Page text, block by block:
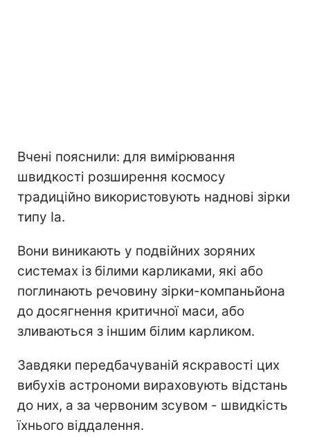
Вчені пояснили: для вимірювання
швидкості розширення космосу
традиційно використовують наднові зірки
типу Ia.
Вони виникають у подвійних зоряних
системах із білими карликами, які або
поглинають речовину зірки-компаньйона
до досягнення критичної маси, або
зливаються з іншим білим карликом.
Завдяки передбачуваній яскравості цих
вибухів астрономи вираховують відстань
до них, а за червоним зсувом - швидкість
їхнього віддалення.